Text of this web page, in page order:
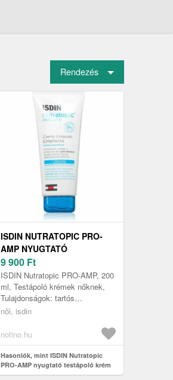
Rendezés
ISDIN NUTRATOPIC PRO-
AMP NYUGTATÓ
TESTÁPOLÓ KRÉM 200 ML
9 900 Ft
ISDIN Nutratopic PRO-AMP, 200
ml, Testápoló krémek nőknek,
Tulajdonságok: tartós
rugalmasságot biztosít a bőrnek
...
női, isdin
notino.hu
Hasonlók, mint ISDIN Nutratopic
PRO-AMP nyugtató testápoló krém
200 ml